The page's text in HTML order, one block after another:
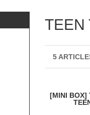
TEEN
5
[MINI BOX]